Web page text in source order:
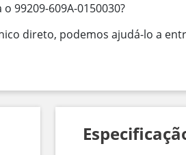
99209-609A-0150030?
direto, podemos ajudá-lo a